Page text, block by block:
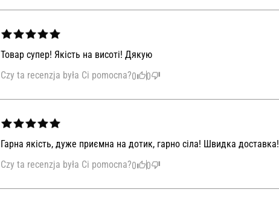
Товар супер! Якість на висоті! Дякую
Czy ta recenzja była Ci pomocna?0 0
Гарна якість, дуже приємна на дотик, гарно сіла! Швидка доставка!
Czy ta recenzja była Ci pomocna?0 0